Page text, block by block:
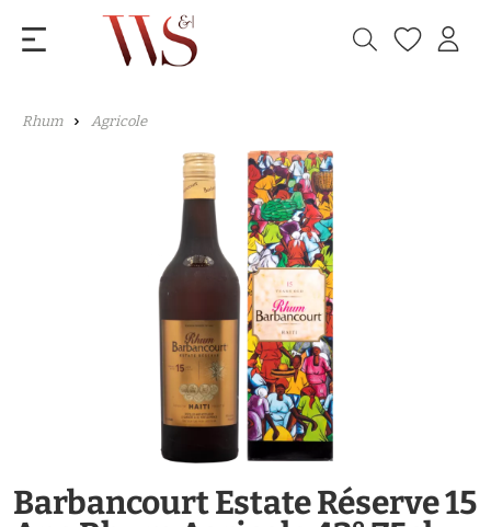
Rhum Agricole
Barbancourt Estate Réserve 15